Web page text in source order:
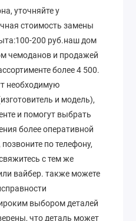
уточняйте у
стоимость замены
200 руб.наш дом
чемоданов и продажей
более 4 500.
необходимую
и модель),
и помогут выбрать
более оперативной
по телефону,
с тем же
вайбер. также можете
выбором деталей
что деталь может